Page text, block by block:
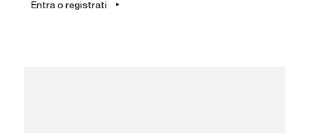
Entra o registrati